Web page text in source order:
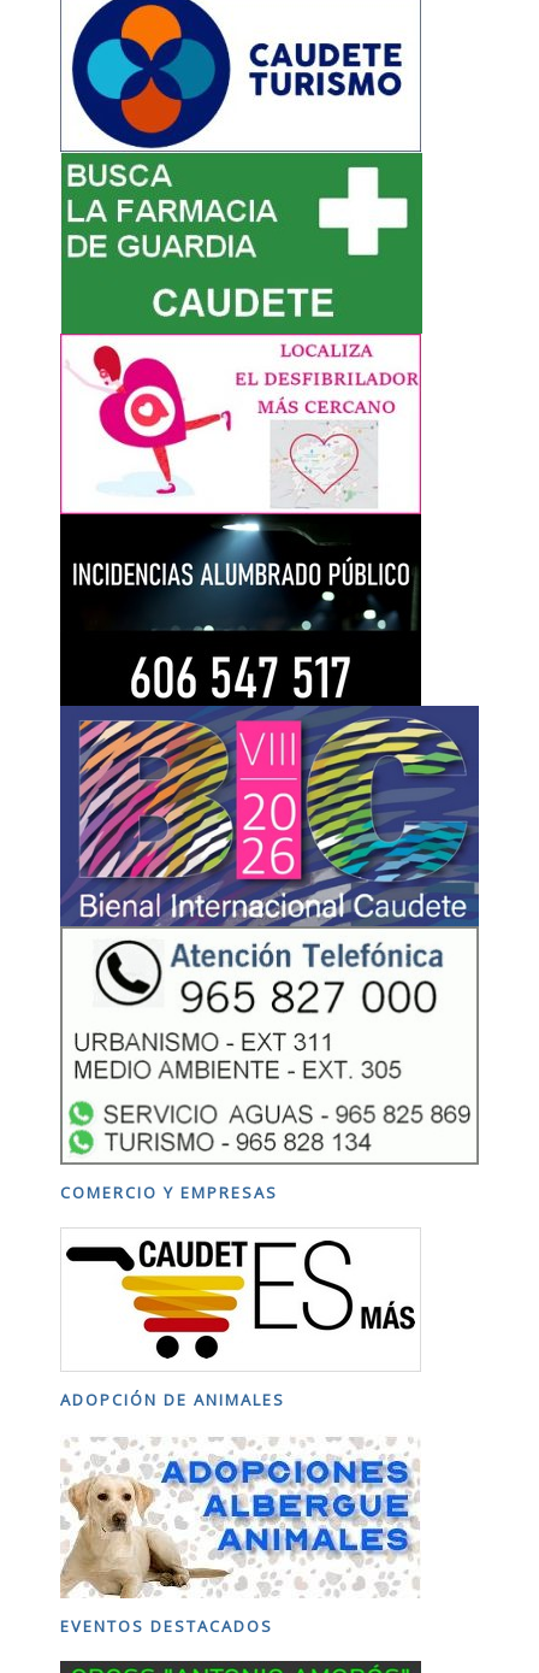
COMERCIO Y EMPRESAS
ADOPCIÓN DE ANIMALES
EVENTOS DESTACADOS